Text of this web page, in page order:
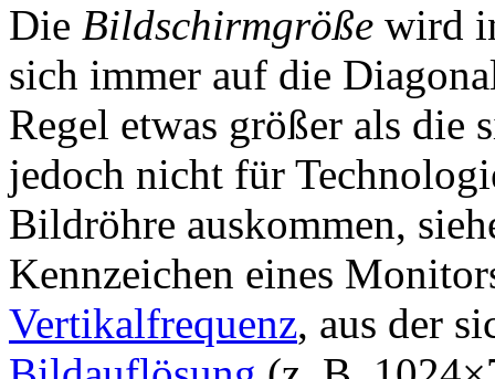
Die Bildschirmgröße wird
sich immer auf die
Regel etwas größer als die
jedoch nicht für
Bildröhre auskommen,
Kennzeichen eines
Vertikalfrequenz, aus der